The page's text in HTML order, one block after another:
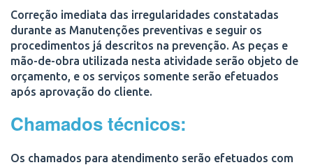
Correção imediata das irregularidades constatadas
durante as Manutenções preventivas e seguir os
procedimentos já descritos na prevenção. As peças e
mão-de-obra utilizada nesta atividade serão objeto de
orçamento, e os serviços somente serão efetuados
após aprovação do cliente.
Chamados técnicos:
Os chamados para atendimento serão efetuados com